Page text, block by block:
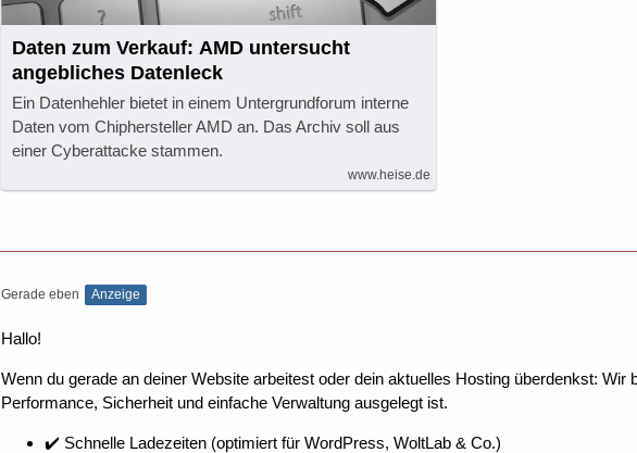
Daten zum Verkauf: AMD untersucht
angebliches Datenleck
Ein Datenhehler bietet in einem Untergrundforum interne
Daten vom Chiphersteller AMD an. Das Archiv soll aus
einer Cyberattacke stammen.
www.heise.de
Gerade eben Anzeige
Hallo!
Wenn du gerade an deiner Website arbeitest oder dein aktuelles Hosting überdenkst:
Performance, Sicherheit und einfache Verwaltung ausgelegt ist.
✔️ Schnelle Ladezeiten (optimiert für WordPress, WoltLab & Co.)